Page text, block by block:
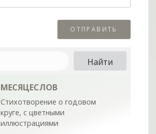
МЕСЯЦЕСЛОВ
Стихотворение о годовом
круге, с цветными
иллюстрациями